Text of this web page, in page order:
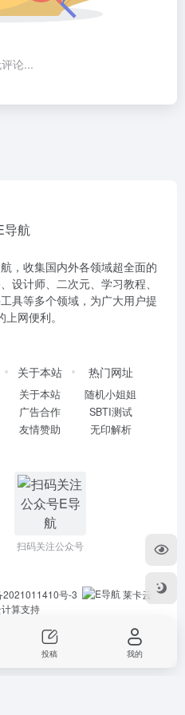
论...
，收集国内外各领域超全面的
设计师、二次元、学习教程、
具等多个领域，为广大用户提
网便利。
关于本站
关于本站
广告合作
友情赞助
热门网址
随机小姐姐
SBTI测试
无印解析
扫码关注公众号
2021011410号-3
莱卡云
算支持
投稿 我的